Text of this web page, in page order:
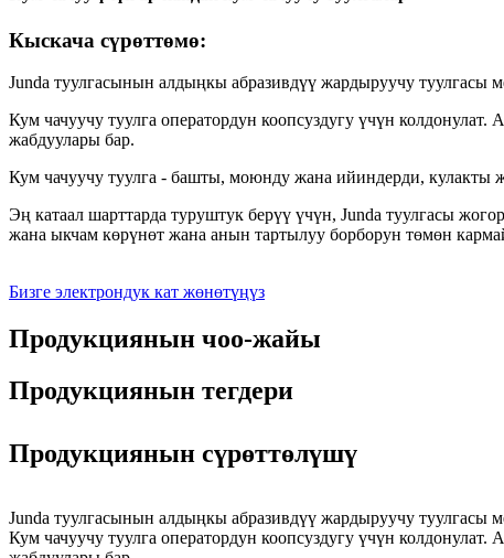
Кыскача сүрөттөмө:
Junda туулгасынын алдыңкы абразивдүү жардыруучу туулгасы
Кум чачуучу туулга оператордун коопсуздугу үчүн
жабдуулары бар.
Кум чачуучу туулга - башты, моюнду жана ийиндерди, кулакты
Эң катаал шарттарда туруштук берүү үчүн, Junda туулгасы
жана ыкчам көрүнөт жана анын тартылуу борборун төмөн
Бизге электрондук кат жөнөтүңүз
Продукциянын чоо-жайы
Продукциянын тегдери
Продукциянын сүрөттөлүшү
Junda туулгасынын алдыңкы абразивдүү жардыруучу туулгасы
Кум чачуучу туулга оператордун коопсуздугу үчүн